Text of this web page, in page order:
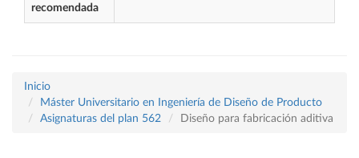
recomendada
Inicio
Máster Universitario en Ingeniería de Diseño de Producto
Asignaturas del plan 562
Diseño para fabricación aditiva